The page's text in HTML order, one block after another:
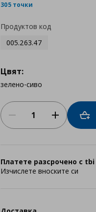
305 точки
Продуктов код
005.263.47
Цвят:
зелено-сиво
Платете разсрочено с tbi
Изчислете вноските си